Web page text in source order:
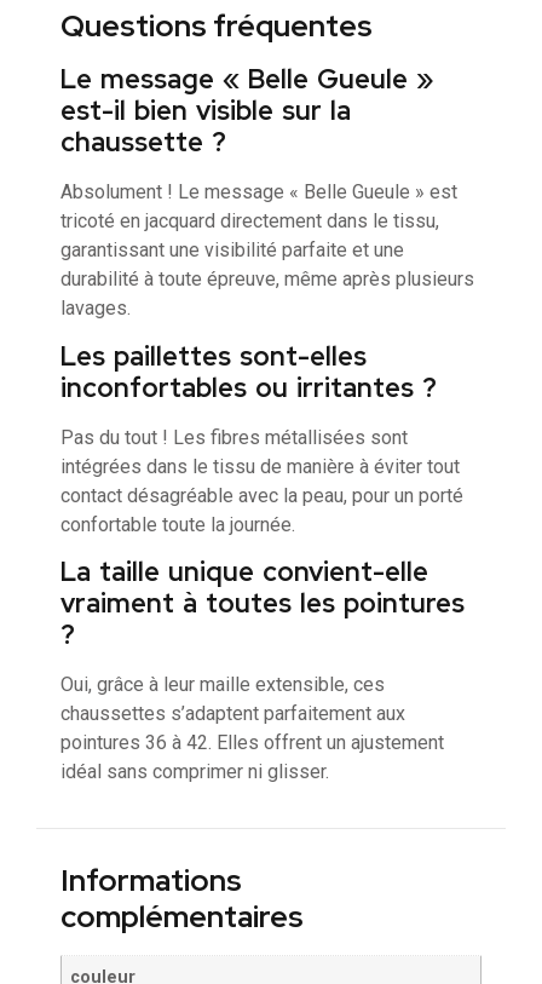
Questions fréquentes
Le message « Belle Gueule »
est-il bien visible sur la
chaussette ?
Absolument ! Le message « Belle Gueule » est
tricoté en jacquard directement dans le tissu,
garantissant une visibilité parfaite et une
durabilité à toute épreuve, même après plusieurs
lavages.
Les paillettes sont-elles
inconfortables ou irritantes ?
Pas du tout ! Les fibres métallisées sont
intégrées dans le tissu de manière à éviter tout
contact désagréable avec la peau, pour un porté
confortable toute la journée.
La taille unique convient-elle
vraiment à toutes les pointures
?
Oui, grâce à leur maille extensible, ces
chaussettes s’adaptent parfaitement aux
pointures 36 à 42. Elles offrent un ajustement
idéal sans comprimer ni glisser.
Informations
complémentaires
couleur